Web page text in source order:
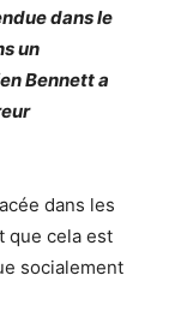
dans le
un
Bennett a
dans les
que cela est
socialement